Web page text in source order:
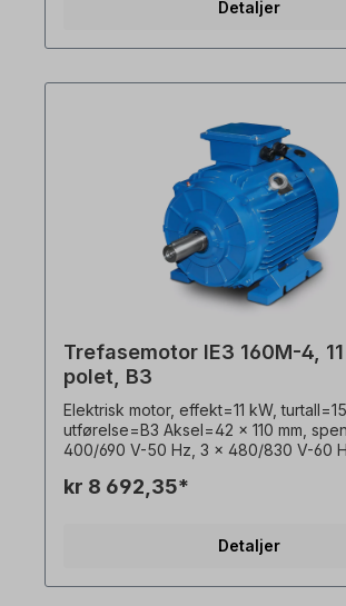
PTC-termistorer, Vekt=109,0 kg,
hus=grå støpejern,
clutchdrift. For remdrift anbefaler vi
sylindriske rullelagre Elektromotoren
bruk med frekvensomformere og for
rotasjonsretninger. I henhold til VDE
364 må alt arbeid på den elektriske
kun utføres av kvalifisert personell. For
modifikasjoner eller spesialutførelser,
send oss en forespørsel. Alle
uforpliktende eksempler! Med
Detaljer
Trefasemotor IE3 160M-4,
polet, B3
Elektrisk motor, effekt=11 kW,
utførelse=B3 Aksel=42 x 110 mm,
400/690 V-50 Hz, 3 x 480/830 V-60
Virkningsgradsklasse=IE3,
PTC-termistorer, Driftsmodus=S1- 100
støpejern, isolasjonsklasse=F (155
kr 8 692,35*
Detaljer